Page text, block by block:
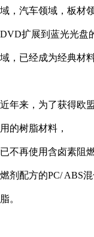
域，汽车领域，板材
DVD扩展到蓝光光盘
域，已经成为经典材料
近年来，为了获得欧
用的树脂材料，
已不再使用含卤素阻
燃剂配方的PC/ ABS
脂。